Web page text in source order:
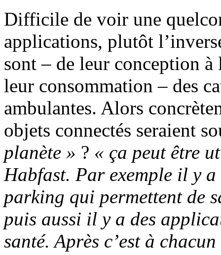
Difficile de voir une
applications, plutôt
sont – de leur conception à
leur consommation – des
ambulantes. Alors
objets connectés seraient
planète » ? « ça peut être
Habfast. Par exemple il y a
parking qui permettent de
puis aussi il y a des
santé. Après c’est à